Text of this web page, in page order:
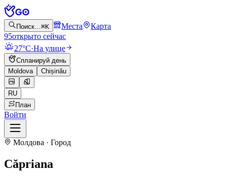
Поиск…⌘K Места
Карта
95открыто сейчас
27°C·На улице
Спланируй день
Moldova
Chișinău
RU
План
Войти
Молдова · Город
Căpriana